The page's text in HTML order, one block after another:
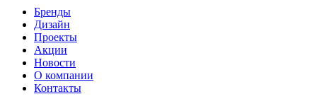
Бренды
Дизайн
Проекты
Акции
Новости
О компании
Контакты